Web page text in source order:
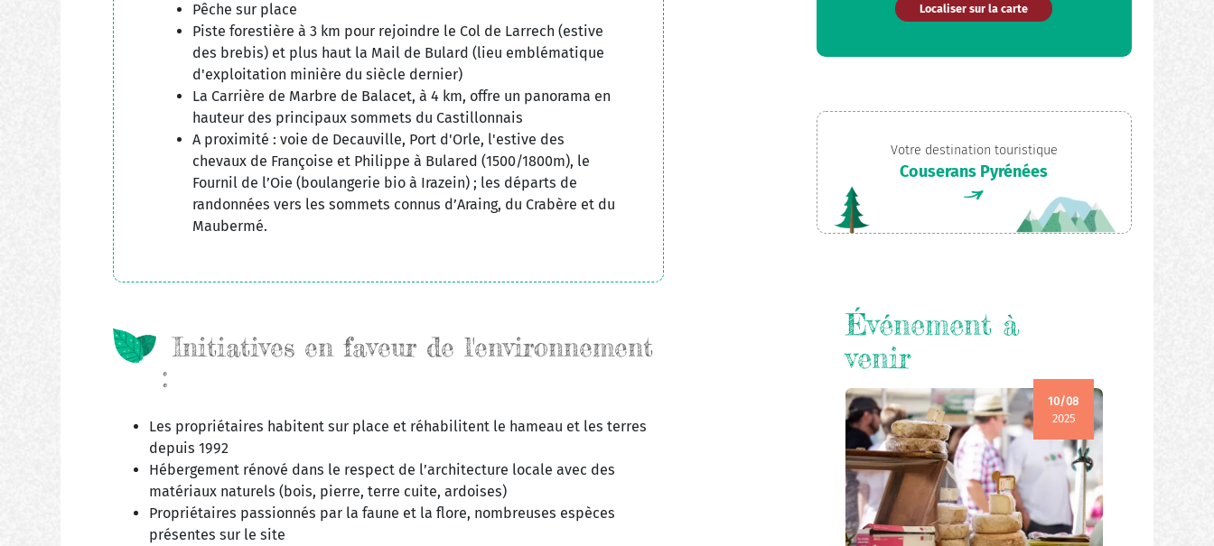
Pêche sur place
Piste forestière à 3 km pour rejoindre le Col de Larrech (estive
des brebis) et plus haut la Mail de Bulard (lieu emblématique
d'exploitation minière du siècle dernier)
La Carrière de Marbre de Balacet, à 4 km, offre un panorama en
hauteur des principaux sommets du Castillonnais
A proximité : voie de Decauville, Port d'Orle, l'estive des
chevaux de Françoise et Philippe à Bulared (1500/1800m), le
Fournil de l’Oie (boulangerie bio à Irazein) ; les départs de
randonnées vers les sommets connus d’Araing, du Crabère et du
Maubermé.
Initiatives en faveur de l'environnement
:
Les propriétaires habitent sur place et réhabilitent le hameau et les terres
depuis 1992
Hébergement rénové dans le respect de l’architecture locale avec des
matériaux naturels (bois, pierre, terre cuite, ardoises)
Propriétaires passionnés par la faune et la flore, nombreuses espèces
présentes sur le site
Localiser sur la carte
Votre destination touristique
Couserans Pyrénées
Événement à
venir
10/08
2025